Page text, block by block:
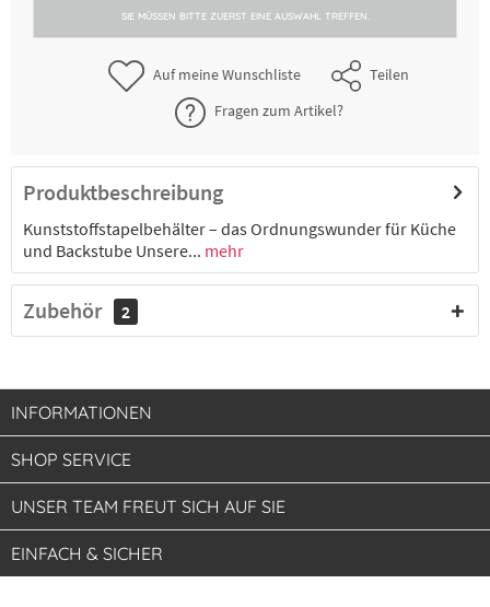
SIE MÜSSEN BITTE ZUERST EINE AUSWAHL TREFFEN.
Auf meine Wunschliste
Teilen
Fragen zum Artikel?
Produktbeschreibung
Kunststoffstapelbehälter – das Ordnungswunder für Küche
und Backstube Unsere... mehr
Zubehör 2
INFORMATIONEN
SHOP SERVICE
UNSER TEAM FREUT SICH AUF SIE
EINFACH & SICHER